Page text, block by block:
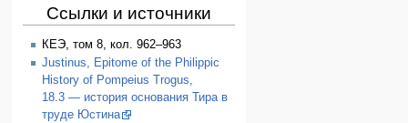
Ссылки и источники
КЕЭ, том 8, кол. 962–963
Justinus, Epitome of the Philippic
History of Pompeius Trogus,
18.3 — история основания Тира в
труде Юстина